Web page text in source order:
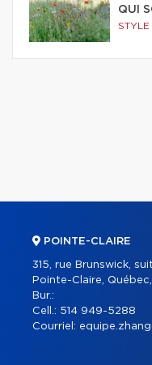
QUI
POINTE-CLAIRE
315, rue Brunswick,
Pointe-Claire,
Bur.:
Cell.: 514 949-5288
Courriel: